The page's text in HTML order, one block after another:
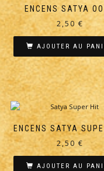
ENCENS SATYA
2,50 €
AJOUTER AU
ENCENS SATYA
2,50 €
AJOUTER AU